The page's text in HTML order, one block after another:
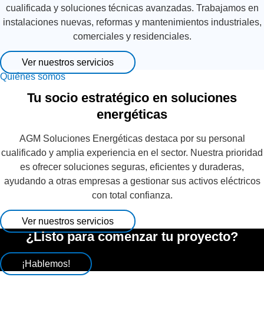
cualificada y soluciones técnicas avanzadas. Trabajamos en
instalaciones nuevas, reformas y mantenimientos industriales,
comerciales y residenciales.
Ver nuestros servicios
Quiénes somos
Tu socio estratégico en soluciones
energéticas
AGM Soluciones Energéticas destaca por su personal
cualificado y amplia experiencia en el sector. Nuestra prioridad
es ofrecer soluciones seguras, eficientes y duraderas,
ayudando a otras empresas a gestionar sus activos eléctricos
con total confianza.
Ver nuestros servicios
¿Listo para comenzar tu proyecto?
¡Hablemos!